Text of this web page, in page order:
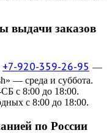
выдачи заказов
+7-920-359-26-95 —
— среда и суббота.
с 8:00 до 18:00.
с 8:00 до 18:00.
по России